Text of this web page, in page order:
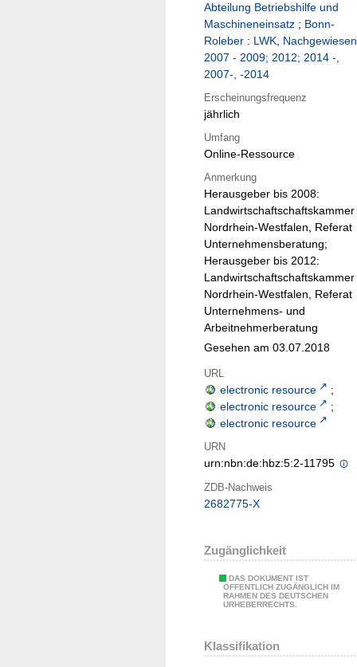
Abteilung Betriebshilfe und
Maschineneinsatz ; Bonn-
Roleber : LWK, Nachgewiesen
2007 - 2009; 2012; 2014 -,
2007-, -2014
Erscheinungsfrequenz
jährlich
Umfang
Online-Ressource
Anmerkung
Herausgeber bis 2008:
Landwirtschaftschaftskammer
Nordrhein-Westfalen, Referat
Unternehmensberatung;
Herausgeber bis 2012:
Landwirtschaftschaftskammer
Nordrhein-Westfalen, Referat
Unternehmens- und
Arbeitnehmerberatung
Gesehen am 03.07.2018
URL
electronic resource
;
electronic resource
;
electronic resource
URN
urn:nbn:de:hbz:5:2-11795
ZDB-Nachweis
2682775-X
Zugänglichkeit
DAS DOKUMENT IST
ÖFFENTLICH ZUGÄNGLICH IM
RAHMEN DES DEUTSCHEN
URHEBERRECHTS.
Klassifikation